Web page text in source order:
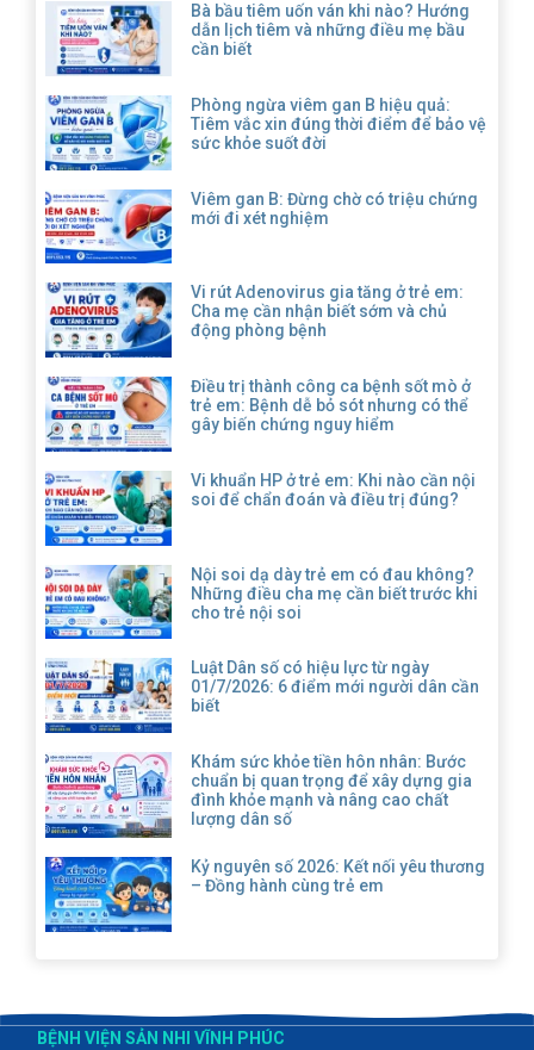
Bà bầu tiêm uốn ván khi nào? Hướng
dẫn lịch tiêm và những điều mẹ bầu
cần biết
Phòng ngừa viêm gan B hiệu quả:
Tiêm vắc xin đúng thời điểm để bảo vệ
sức khỏe suốt đời
Viêm gan B: Đừng chờ có triệu chứng
mới đi xét nghiệm
Vi rút Adenovirus gia tăng ở trẻ em:
Cha mẹ cần nhận biết sớm và chủ
động phòng bệnh
Điều trị thành công ca bệnh sốt mò ở
trẻ em: Bệnh dễ bỏ sót nhưng có thể
gây biến chứng nguy hiểm
Vi khuẩn HP ở trẻ em: Khi nào cần nội
soi để chẩn đoán và điều trị đúng?
Nội soi dạ dày trẻ em có đau không?
Những điều cha mẹ cần biết trước khi
cho trẻ nội soi
Luật Dân số có hiệu lực từ ngày
01/7/2026: 6 điểm mới người dân cần
biết
Khám sức khỏe tiền hôn nhân: Bước
chuẩn bị quan trọng để xây dựng gia
đình khỏe mạnh và nâng cao chất
lượng dân số
Kỷ nguyên số 2026: Kết nối yêu thương
– Đồng hành cùng trẻ em
BỆNH VIỆN SẢN NHI VĨNH PHÚC